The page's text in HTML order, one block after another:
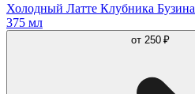
Холодный Латте Клубника Бузина
375 мл
от 250 ₽